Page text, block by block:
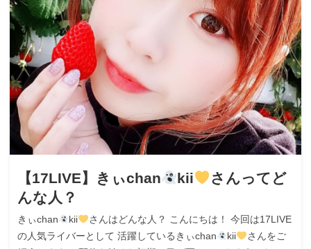
【17LIVE】きぃchan kii
さんってど
んな人？
きぃchan kii
さんはどんな人？ こんにちは！ 今回は17LIVE
の人気ライバーとして 活躍しているきぃchan
kii
さんをご